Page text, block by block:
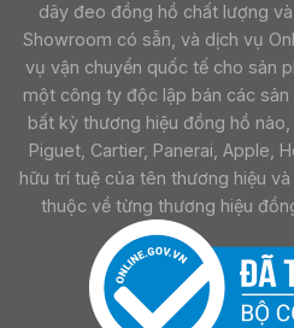
dây đeo đồng hồ chất lượng
Showroom có sẵn, và dịch vụ
vụ vận chuyển quốc tế cho sản
một công ty độc lập bán các
bất kỳ thương hiệu đồng hồ
Piguet, Cartier, Panerai, Apple,
hữu trí tuệ của tên thương hiệu
thuộc về từng thương hiệu